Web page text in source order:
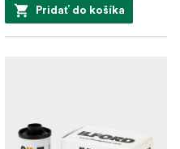
Pridať do košíka